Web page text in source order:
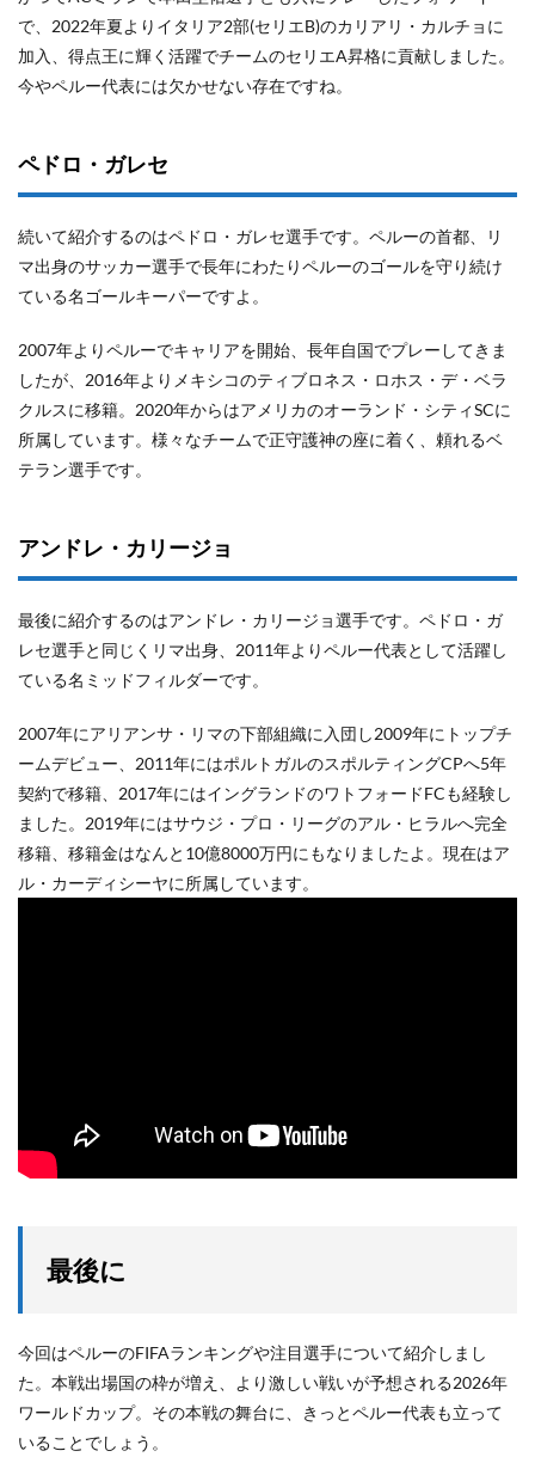
で、2022年夏よりイタリア2部(セリエB)のカリアリ・カルチョに
加入、得点王に輝く活躍でチームのセリエA昇格に貢献しました。
今やペルー代表には欠かせない存在ですね。
ペドロ・ガレセ
続いて紹介するのはペドロ・ガレセ選手です。ペルーの首都、リ
マ出身のサッカー選手で長年にわたりペルーのゴールを守り続け
ている名ゴールキーパーですよ。
2007年よりペルーでキャリアを開始、長年自国でプレーしてきま
したが、2016年よりメキシコのティブロネス・ロホス・デ・ベラ
クルスに移籍。2020年からはアメリカのオーランド・シティSCに
所属しています。様々なチームで正守護神の座に着く、頼れるベ
テラン選手です。
アンドレ・カリージョ
最後に紹介するのはアンドレ・カリージョ選手です。ペドロ・ガ
レセ選手と同じくリマ出身、2011年よりペルー代表として活躍し
ている名ミッドフィルダーです。
2007年にアリアンサ・リマの下部組織に入団し2009年にトップチ
ームデビュー、2011年にはポルトガルのスポルティングCPへ5年
契約で移籍、2017年にはイングランドのワトフォードFCも経験し
ました。2019年にはサウジ・プロ・リーグのアル・ヒラルへ完全
移籍、移籍金はなんと10億8000万円にもなりましたよ。現在はア
ル・カーディシーヤに所属しています。
最後に
今回はペルーのFIFAランキングや注目選手について紹介しまし
た。本戦出場国の枠が増え、より激しい戦いが予想される2026年
ワールドカップ。その本戦の舞台に、きっとペルー代表も立って
いることでしょう。